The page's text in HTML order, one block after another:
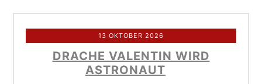
13 OKTOBER 2026
DRACHE VALENTIN WIRD
ASTRONAUT